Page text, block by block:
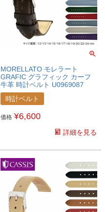
MORELLATO モレラート
GRAFIC グラフィック カーフ
牛革 時計ベルト U0969087
時計ベルト
価格 ¥6,600
詳細を見る